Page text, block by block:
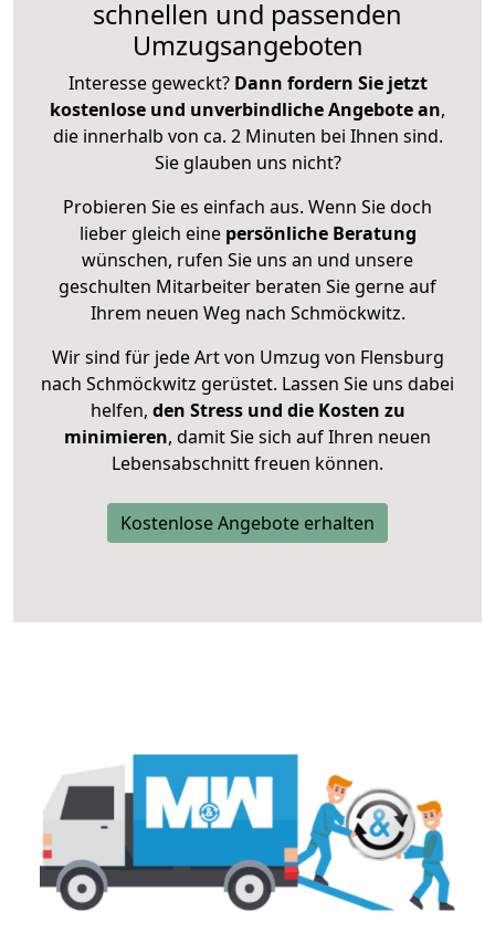
schnellen und passenden
Umzugsangeboten
Interesse geweckt? Dann fordern Sie jetzt
kostenlose und unverbindliche Angebote an,
die innerhalb von ca. 2 Minuten bei Ihnen sind.
Sie glauben uns nicht?
Probieren Sie es einfach aus. Wenn Sie doch
lieber gleich eine persönliche Beratung
wünschen, rufen Sie uns an und unsere
geschulten Mitarbeiter beraten Sie gerne auf
Ihrem neuen Weg nach Schmöckwitz.
Wir sind für jede Art von Umzug von Flensburg
nach Schmöckwitz gerüstet. Lassen Sie uns dabei
helfen, den Stress und die Kosten zu
minimieren, damit Sie sich auf Ihren neuen
Lebensabschnitt freuen können.
Kostenlose Angebote erhalten